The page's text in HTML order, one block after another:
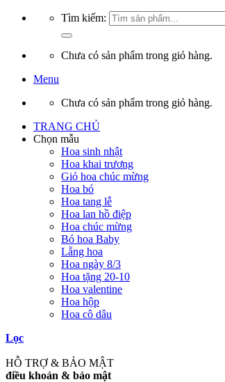
Tìm kiếm:
Chưa có sản phẩm trong giỏ hàng.
Menu
Chưa có sản phẩm trong giỏ hàng.
TRANG CHỦ
Chọn mẫu
Hoa sinh nhật
Hoa khai trương
Giỏ hoa chúc mừng
Hoa bó
Hoa tang lễ
Hoa lan hồ điệp
Hoa chúc mừng
Bó hoa Baby
Lẵng hoa
Hoa ngày 8/3
Hoa tặng 20-10
Hoa valentine
Hoa hộp
Hoa cô dâu
Lọc
HỖ TRỢ & BẢO MẬT
điều khoản & bảo mật